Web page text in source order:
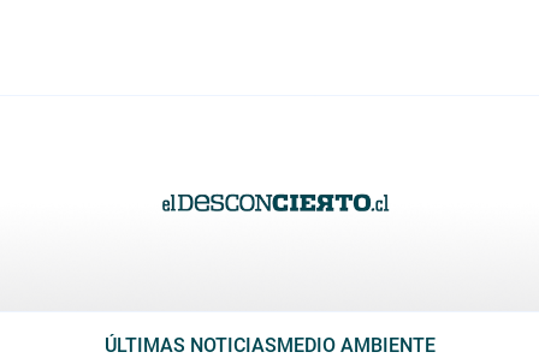
ÚLTIMAS NOTICIASMEDIO AMBIENTE